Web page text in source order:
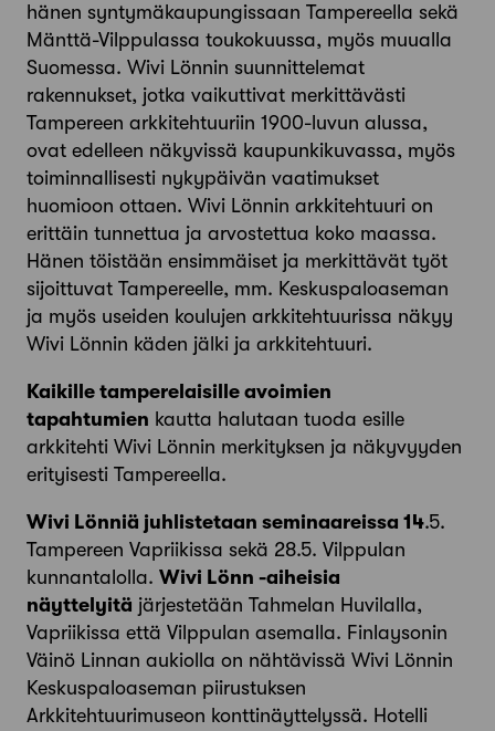
hänen syntymäkaupungissaan Tampereella sekä
Mänttä-Vilppulassa toukokuussa, myös muualla
Suomessa. Wivi Lönnin suunnittelemat
rakennukset, jotka vaikuttivat merkittävästi
Tampereen arkkitehtuuriin 1900-luvun alussa,
ovat edelleen näkyvissä kaupunkikuvassa, myös
toiminnallisesti nykypäivän vaatimukset
huomioon ottaen. Wivi Lönnin arkkitehtuuri on
erittäin tunnettua ja arvostettua koko maassa.
Hänen töistään ensimmäiset ja merkittävät työt
sijoittuvat Tampereelle, mm. Keskuspaloaseman
ja myös useiden koulujen arkkitehtuurissa näkyy
Wivi Lönnin käden jälki ja arkkitehtuuri.
Kaikille tamperelaisille avoimien
tapahtumien kautta halutaan tuoda esille
arkkitehti Wivi Lönnin merkityksen ja näkyvyyden
erityisesti Tampereella.
Wivi Lönniä juhlistetaan seminaareissa 14.5.
Tampereen Vapriikissa sekä 28.5. Vilppulan
kunnantalolla. Wivi Lönn -aiheisia
näyttelyitä järjestetään Tahmelan Huvilalla,
Vapriikissa että Vilppulan asemalla. Finlaysonin
Väinö Linnan aukiolla on nähtävissä Wivi Lönnin
Keskuspaloaseman piirustuksen
Arkkitehtuurimuseon konttinäyttelyssä. Hotelli